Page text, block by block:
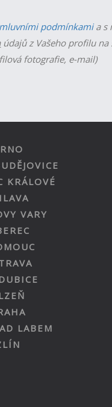
podmínkamia s
údajů z Vašeho profilu na
fotografie, e-mail)
KRÁLOVÉ
VARY
LABEM